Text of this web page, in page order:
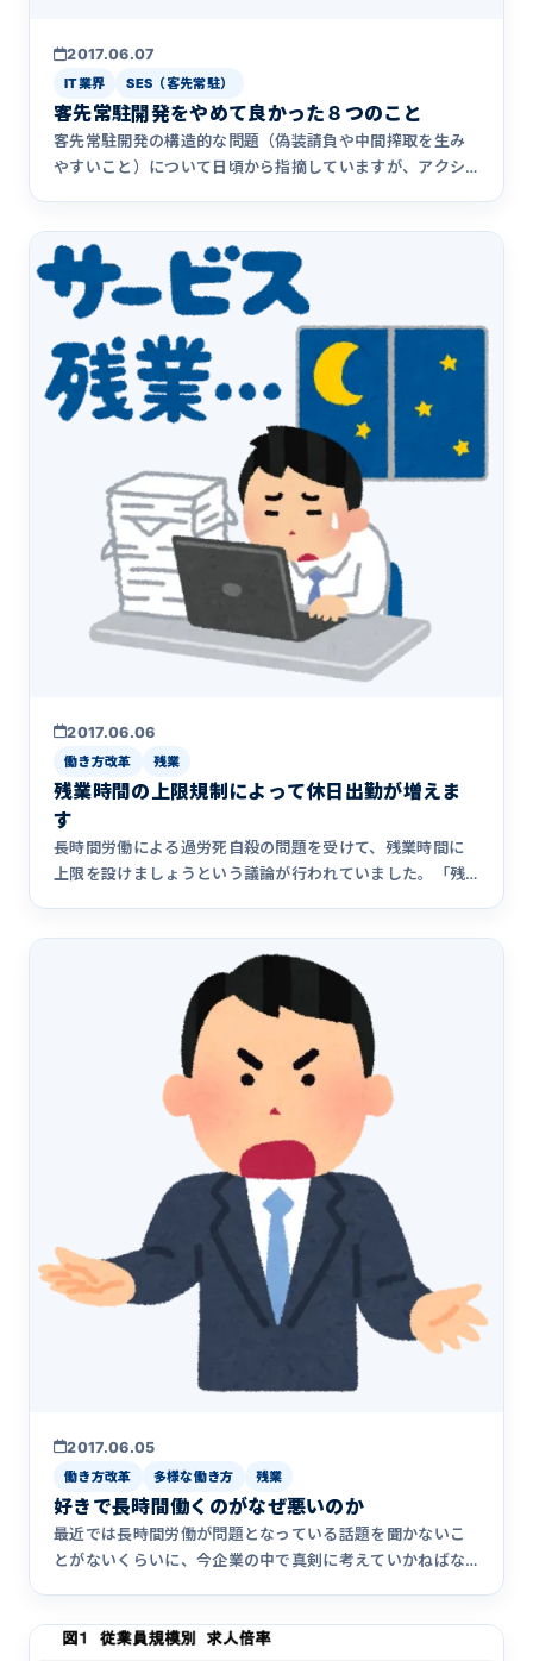
2017.06.07
IT業界 SES（客先常駐）
客先常駐開発をやめて良かった８つのこと
客先常駐開発の構造的な問題（偽装請負や中間搾取を生み
やすいこと）について日頃から指摘していますが、アクシ
2017.06.06
働き方改革 残業
残業時間の上限規制によって休日出勤が増えま
す
長時間労働による過労死自殺の問題を受けて、残業時間に
上限を設けましょうという議論が行われていました。「残
2017.06.05
働き方改革 多様な働き方 残業
好きで長時間働くのがなぜ悪いのか
最近では長時間労働が問題となっている話題を聞かないこ
とがないくらいに、今企業の中で真剣に考えていかねばな